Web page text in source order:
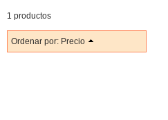
1 productos
Ordenar por: Precio